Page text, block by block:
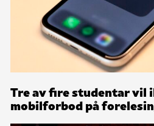
Tre av fire studentar vil
mobilforbod på